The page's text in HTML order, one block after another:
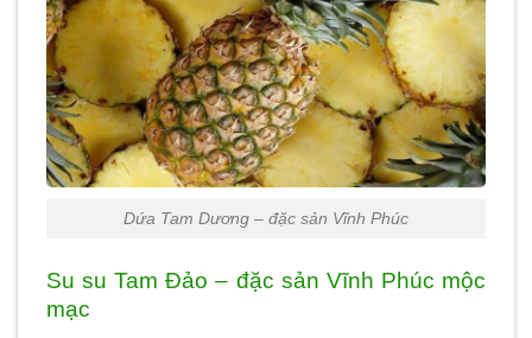
Dứa Tam Dương – đặc sản Vĩnh Phúc
Su su Tam Đảo – đặc sản Vĩnh Phúc mộc
mạc